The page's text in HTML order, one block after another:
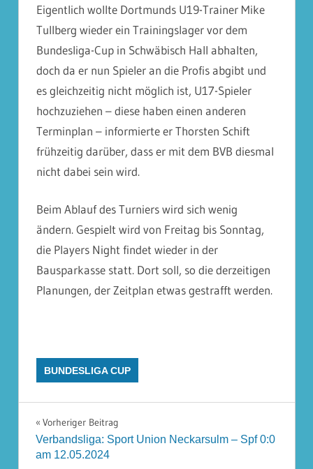
Eigentlich wollte Dortmunds U19-Trainer Mike
Tullberg wieder ein Trainingslager vor dem
Bundesliga-Cup in Schwäbisch Hall abhalten,
doch da er nun Spieler an die Profis abgibt und
es gleichzeitig nicht möglich ist, U17-Spieler
hochzuziehen – diese haben einen anderen
Terminplan – informierte er Thorsten Schift
frühzeitig darüber, dass er mit dem BVB diesmal
nicht dabei sein wird.
Beim Ablauf des Turniers wird sich wenig
ändern. Gespielt wird von Freitag bis Sonntag,
die Players Night findet wieder in der
Bausparkasse statt. Dort soll, so die derzeitigen
Planungen, der Zeitplan etwas gestrafft werden.
BUNDESLIGA CUP
Beitragsnavigation
Vorheriger Beitrag
Verbandsliga: Sport Union Neckarsulm – Spf 0:0
am 12.05.2024